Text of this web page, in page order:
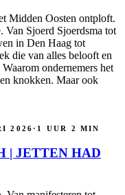
Midden Oosten ontploft.
Van Sjoerd Sjoerdsma tot
in Den Haag tot
die van alles belooft en
ondernemers het
knokken. Maar ook
2026 · 1 UUR 2 MIN
| JETTEN HAD